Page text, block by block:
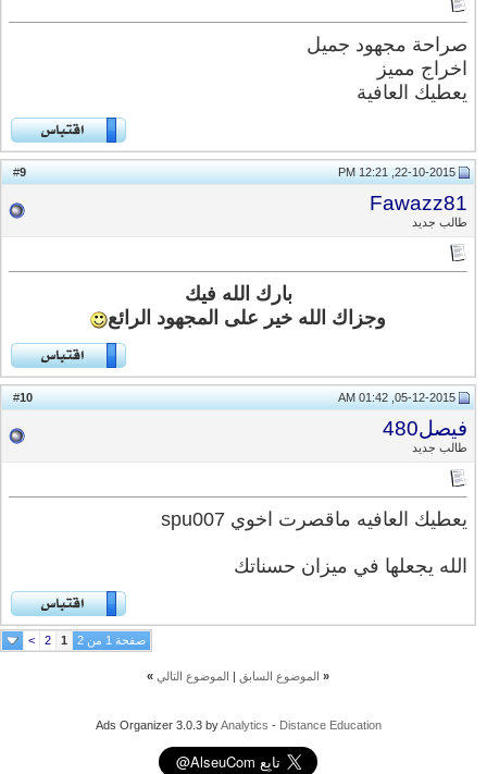
صراحة مجهود جميل
اخراج مميز
يعطيك العافية
22-10-2015, 12:21 PM
Fawazz81
طالب جديد
بارك الله فيك
وجزاك الله خير على المجهود الرائع
10 05-12-2015, 01:42 AM
فيصل480
طالب جديد
يعطيك العافيه ماقصرت اخوي spu007
الله يجعلها في ميزان حسناتك
صفحة 1 من 2 1
2
>
الموضوع السابق| الموضوع التالي »
Ads Organizer 3.0.3 byAnalytics -Distance Education